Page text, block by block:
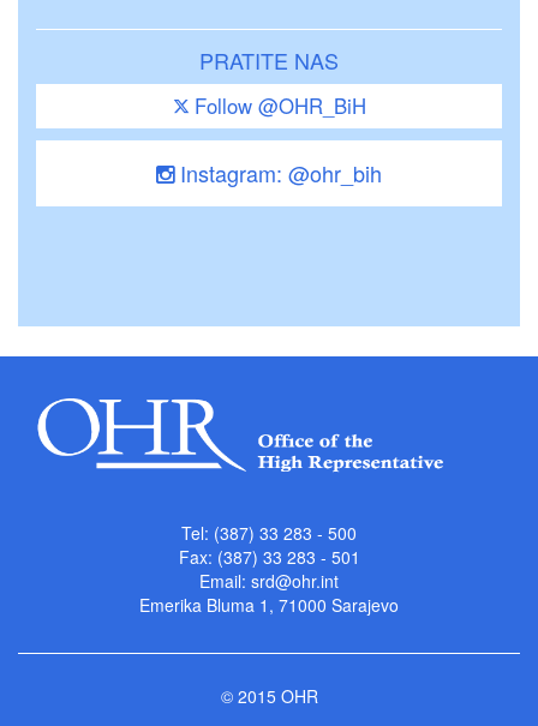
PRATITE NAS
Follow @OHR_BiH
Instagram: @ohr_bih
Tel: (387) 33 283 - 500
Fax: (387) 33 283 - 501
Email: srd@ohr.int
Emerika Bluma 1, 71000 Sarajevo
© 2015 OHR